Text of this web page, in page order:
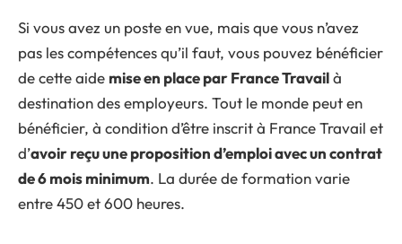
Si vous avez un poste en vue, mais que vous n’avez
pas les compétences qu’il faut, vous pouvez bénéficier
de cette aide mise en place par France Travailà
destination des employeurs. Tout le monde peut en
bénéficier, à condition d’être inscrit à France Travail et
d’avoir reçu une proposition d’emploi avec un contrat
de 6 mois minimum. La durée de formation varie
entre 450 et 600 heures.